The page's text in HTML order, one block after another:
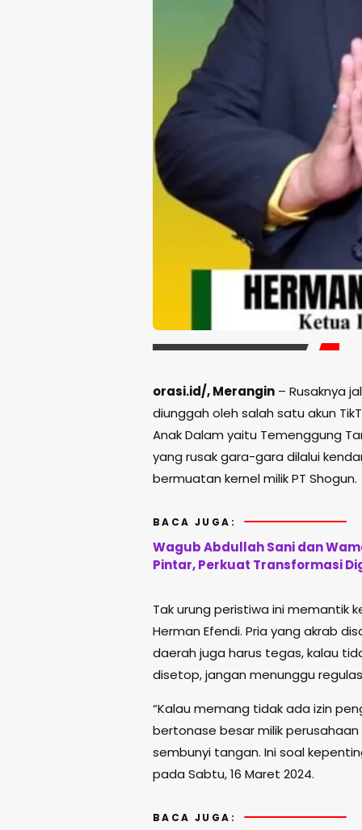
orasi.id/, Merangin – Rusaknya
diunggah oleh salah satu akun
Anak Dalam yaitu Temenggung
yang rusak gara-gara dilalui
bermuatan kernel milik PT Shogun.
BACA JUGA:
Wagub Abdullah Sani dan
Pintar, Perkuat Transformasi
Tak urung peristiwa ini memantik
Herman Efendi. Pria yang akrab
daerah juga harus tegas, kalau
disetop, jangan menunggu
“Kalau memang tidak ada izin
bertonase besar milik
sembunyi tangan. Ini soal
pada Sabtu, 16 Maret 2024.
BACA JUGA: